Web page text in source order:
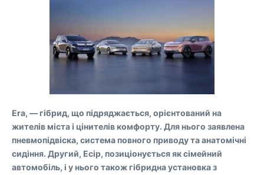
Era, — гібрид, що підряджається, орієнтований на
жителів міста і цінителів комфорту. Для нього заявлена
пневмопідвіска, система повного приводу та анатомічні
сидіння. Другий, Ecip, позиціонується як сімейний
автомобіль, і у нього також гібридна установка з